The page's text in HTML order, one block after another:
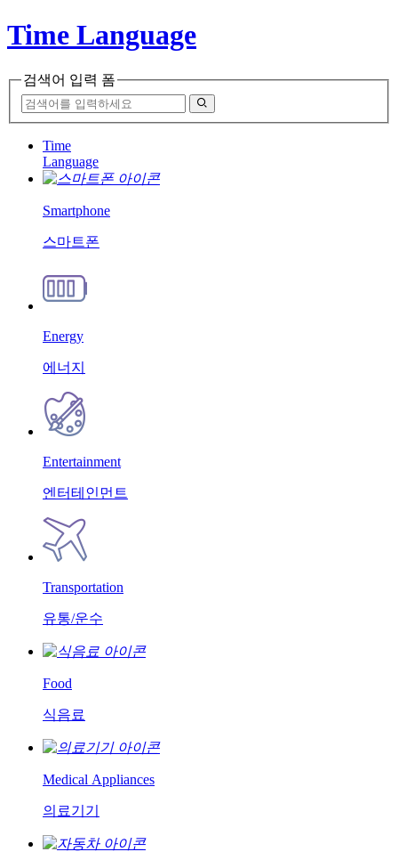
Time Language
검색어 입력 폼
Time
Language
Smartphone
스마트폰
Energy
에너지
Entertainment
엔터테인먼트
Transportation
유통/운수
Food
식음료
Medical Appliances
의료기기